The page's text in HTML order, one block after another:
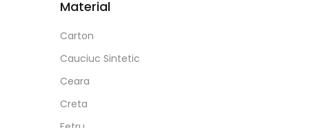
Cello
Multicolor
Rosu
Mov
Galben
Negru
Pastel
Portocaliu
Rosu
Roz
Verde
Material
Carton
Cauciuc Sintetic
Ceara
Creta
Fetru